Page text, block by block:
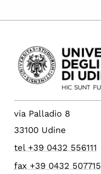
via Palladio 8
33100 Udine
tel +39 0432 556111
fax +39 0432 507715